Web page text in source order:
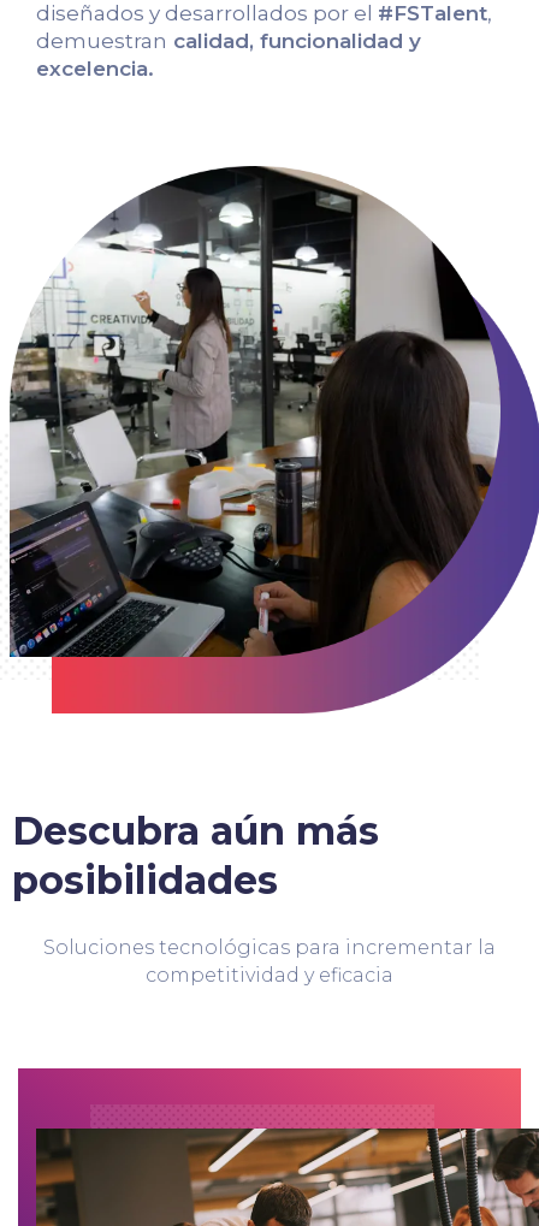
diseñados y desarrollados por el #FSTalent,
demuestran calidad, funcionalidad y
excelencia.
Descubra aún más
posibilidades
Soluciones tecnológicas para incrementar la
competitividad y eficacia